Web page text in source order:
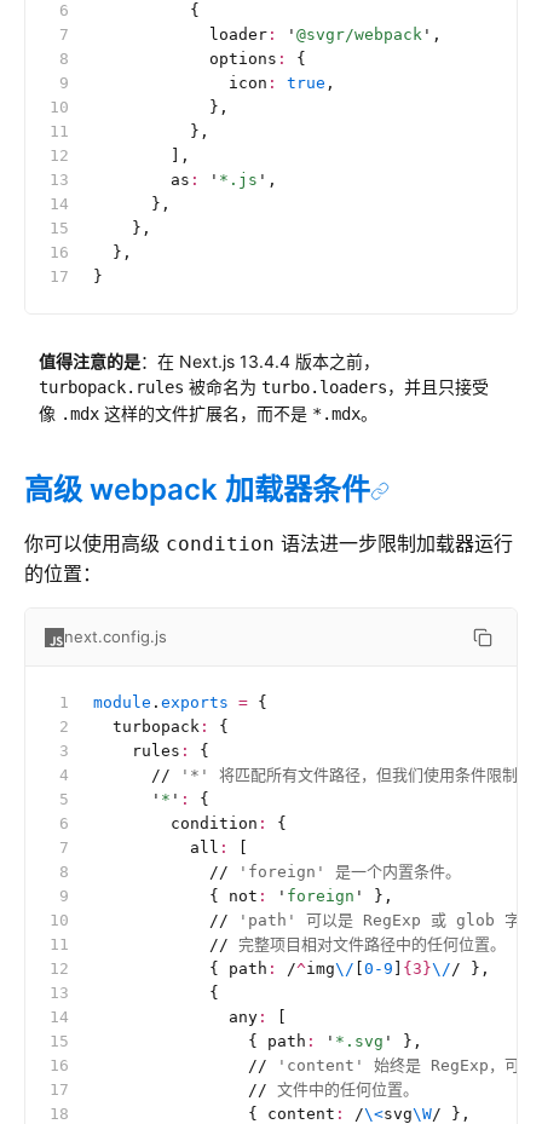
          {
            loader
: ' @svgr/webpack ' ,
            options
:
{
              icon
: true ,
            },
          },
        ],
        as
: ' *.js ' ,
      },
    },
  },
}
值得注意的是：在 Next.js 13.4.4 版本之前，
turbopack.rules 被命名为 turbo.loaders，并且只接受
像 .mdx 这样的文件扩展名，而不是 *.mdx。
高级 webpack 加载器条件
你可以使用高级 condition 语法进一步限制加载器运行
的位置：
next.config.js
module . exports = {
  turbopack
:
{
    rules
:
{
      //
'*' 将匹配所有文件路径，但我们使用条件限制规
      '
* ' :
{
        condition
:
{
          all
:
            //
'foreign' 是一个内置条件。
            { not
: ' foreign '
},
            //
'path' 可以是 RegExp 或 glob 字符
            //
完整项目相对文件路径中的任何位置。
            { path
: /^img\/ 0-9 {3}\// },
            {
              any
:
                { path
: ' *.svg '
},
                //
'content' 始终是 RegExp，可以
                //
文件中的任何位置。
                { content
: /\<svg\W/ },